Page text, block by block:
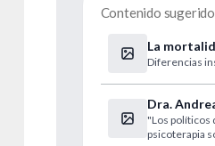
Contenido sugerido
La
negros de
de Libia
Diferencias
Dra.
entrevista
"Los políticos
psicoterapia